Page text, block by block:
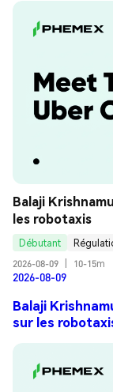
Balaji
les robotaxis
Débutant
2026-08-09
10-15m
2026-08-09
Balaji
sur les